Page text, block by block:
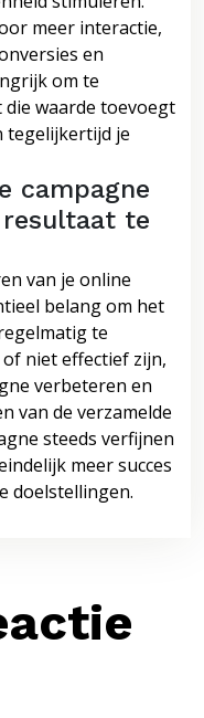
meer interactie,
en
om te
waarde toevoegt
tegelijkertijd je
campagne
te
van je online
belang om het
te
niet effectief zijn,
verbeteren en
van de verzamelde
steeds verfijnen
meer succes
doelstellingen.